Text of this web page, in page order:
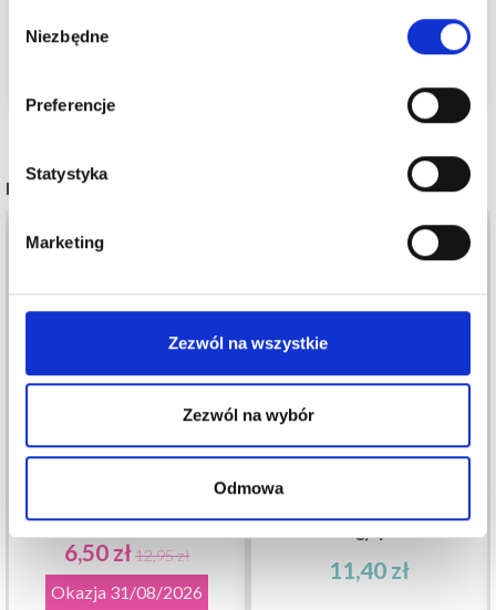
zgody
Niezbędne
Preferencje
Statystyka
Marketing
Zezwól na wszystkie
Zezwól na wybór
Odmowa
Zobacz wszystkie
Zobacz wszystkie
INNI RÓWNIEŻ KUPILI
50% Promocja
LINDEHOBBY COTTON
8/8
6,50 zł12,95 zł
Okazja 31/08/2026
8/4
11,40 zł